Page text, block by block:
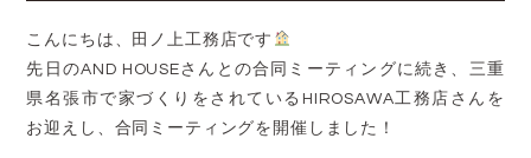
こんにちは、田ノ上工務店です
先日のAND HOUSEさんとの合同ミーティングに続き、三重
県名張市で家づくりをされているHIROSAWA工務店さんを
お迎えし、合同ミーティングを開催しました！